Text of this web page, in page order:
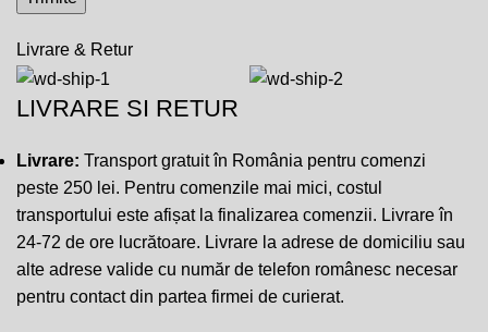
Livrare & Retur
LIVRARE SI RETUR
Livrare: Transport gratuit în România pentru comenzi
peste 250 lei. Pentru comenzile mai mici, costul
transportului este afișat la finalizarea comenzii. Livrare în
24-72 de ore lucrătoare. Livrare la adrese de domiciliu sau
alte adrese valide cu număr de telefon românesc necesar
pentru contact din partea firmei de curierat.